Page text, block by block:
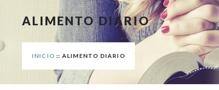
ALIMENTO DIARIO
INICIO :: ALIMENTO DIARIO